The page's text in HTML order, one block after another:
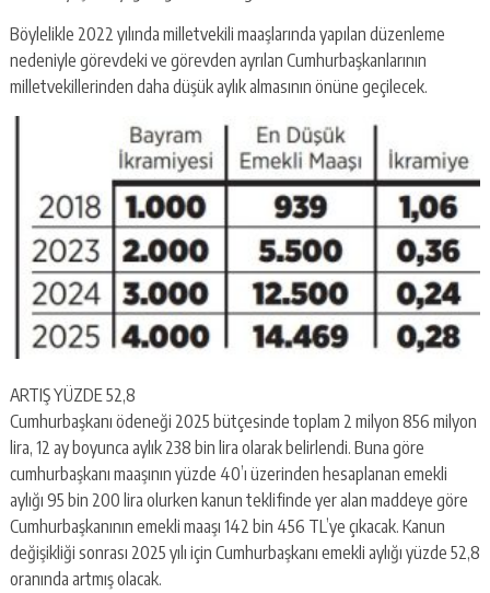
Böylelikle 2022 yılında milletvekili maaşlarında yapılan düzenleme
nedeniyle görevdeki ve görevden ayrılan Cumhurbaşkanlarının
milletvekillerinden daha düşük aylık almasının önüne geçilecek.
ARTIŞ YÜZDE 52,8
Cumhurbaşkanı ödeneği 2025 bütçesinde toplam 2 milyon 856 milyon
lira, 12 ay boyunca aylık 238 bin lira olarak belirlendi. Buna göre
cumhurbaşkanı maaşının yüzde 40’ı üzerinden hesaplanan emekli
aylığı 95 bin 200 lira olurken kanun teklifinde yer alan maddeye göre
Cumhurbaşkanının emekli maaşı 142 bin 456 TL’ye çıkacak. Kanun
değişikliği sonrası 2025 yılı için Cumhurbaşkanı emekli aylığı yüzde 52,8
oranında artmış olacak.